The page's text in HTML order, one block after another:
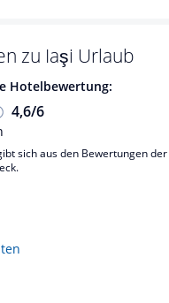
zu Iaşi Urlaub
Hotelbewertung:
4,6/6
sich aus den Bewertungen